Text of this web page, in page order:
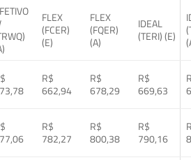
FLEX
(FCER)
(E)
FLEX
(FQER)
(A)
IDEAL
(TERI) (E)
R$
662,94
R$
678,29
R$
669,63
R$
782,27
R$
800,38
R$
790,16